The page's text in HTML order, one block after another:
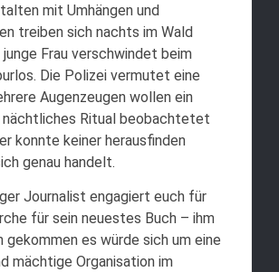
mit Umhängen und
treiben sich nachts im Wald
junge Frau verschwindet beim
Die Polizei vermutet eine
Augenzeugen wollen ein
nächtliches Ritual beobachtetet
konnte keiner herausfinden
genau handelt.
Journalist engagiert euch für
für sein neuestes Buch – ihm
gekommen es würde sich um eine
mächtige Organisation im